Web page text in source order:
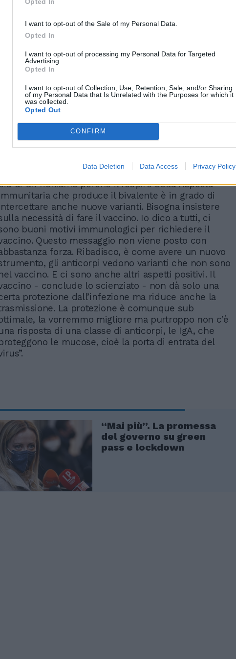
I want to opt-out of the Sale of my Personal Data.
Opted In
I want to opt-out of processing my Personal Data for Targeted
Advertising.
Opted In
I want to opt-out of Collection, Use, Retention, Sale, and/or Sharing
of my Personal Data that Is Unrelated with the Purposes for which it
was collected.
Opted Out
CONFIRM
Data Deletion Data Access Privacy Policy
terroristico!”.
tensione sul Covid
Mantovani tira in ballo anche le parole di Giorgia
Meloni sui vaccini anti-Covid: “A me spiace un po’
che si continui a dare il messaggio che quella contro
il coronavirus è una quarta dose e basta. In realtà è
di un richiamo perché il respiro della risposta
che produce il bivalente è in grado di
anche nuove varianti. Bisogna insistere
necessità di fare il vaccino. Io dico a tutti, ci
buoni motivi immunologici per richiedere il
Questo messaggio non viene posto con
forza. Ribadisco, è come avere un nuovo
gli anticorpi vedono varianti che non sono
vaccino. E ci sono anche altri aspetti positivi. Il
- conclude lo scienziato - non dà solo una
protezione dall’infezione ma riduce anche la
La protezione è comunque sub
la vorremmo migliore ma purtroppo non c’è
risposta di una classe di anticorpi, le IgA, che
le mucose, cioè la porta di entrata del
“Mai più”. La promessa
del governo su green
pass e lockdown